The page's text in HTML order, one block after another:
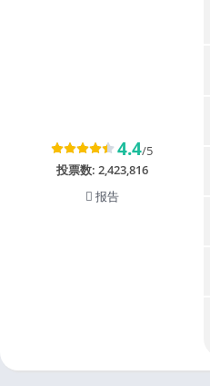
4.4/5
投票数: 2,423,816
报告